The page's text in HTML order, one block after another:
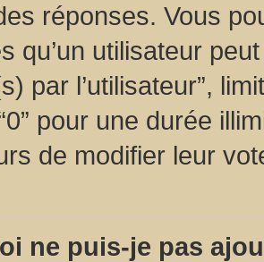
réponses. Vous
qu’un utilisateur
par l’utilisateur”,
pour une durée
de modifier leur
ne puis-je pas